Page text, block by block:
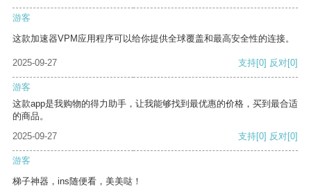
游客
这款加速器VPM应用程序可以给你提供全球覆盖和最高安全性的连接。
2025-09-27 支持[0] 反对[0]
游客
这款app是我购物的得力助手，让我能够找到最优惠的价格，买到最合适
的商品。
2025-09-27
支持[0] 反对[0]
游客
梯子神器，ins随便看，美美哒！